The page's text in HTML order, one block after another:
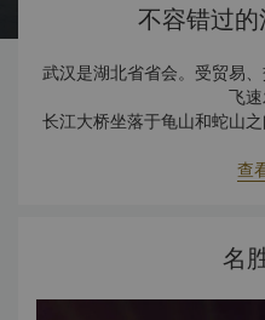
不容错过
武汉是湖北省省会。受贸易
飞速
长江大桥坐落于龟山和蛇山
在
查
名